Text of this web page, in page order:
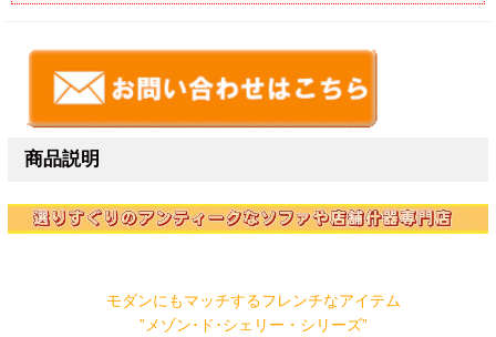
商品説明
モダンにもマッチするフレンチなアイテム
”メゾン･ド･シェリー・シリーズ”